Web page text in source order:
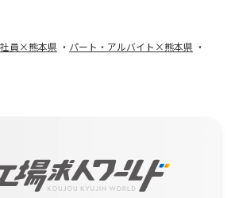
員×熊本県
パート・アルバイト×熊本県